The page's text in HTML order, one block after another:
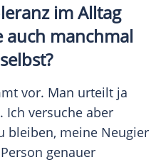
im Alltag
auch manchmal
vor. Man urteilt ja
Ich versuche aber
bleiben, meine Neugier
genauer